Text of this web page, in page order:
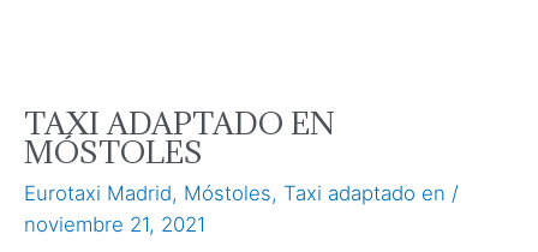
TAXI ADAPTADO EN
MÓSTOLES
Eurotaxi Madrid, Móstoles, Taxi adaptado en /
noviembre 21, 2021